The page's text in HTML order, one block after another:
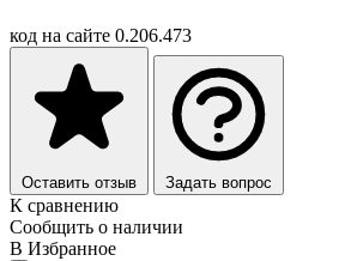
код на сайте 0.206.473
Оставить отзыв Задать вопрос
К сравнению
Сообщить о наличии
В Избранное